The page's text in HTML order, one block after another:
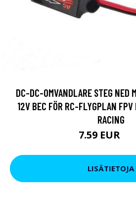
DC-DC-OMVANDLARE STEG NED
12V BEC FÖR RC-FLYGPLAN FPV
RACING
7.59 EUR
LISÄTIETOJA